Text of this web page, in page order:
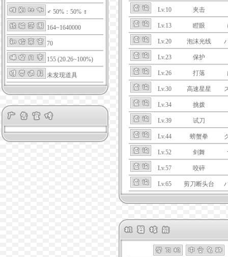
♂ 50%：50% ♀
164~1640000
70
155 (20.26~100%)
未发现道具
Lv.10 夹击
Lv.13 瞪眼
Lv.20 泡沫光线
Lv.23 保护
Lv.26 打落
Lv.30 高速星星
Lv.34 挑拨
Lv.39 试刀
Lv.44 螃蟹拳
Lv.52 剑舞
Lv.57 咬碎
Lv.65 剪刀断头台